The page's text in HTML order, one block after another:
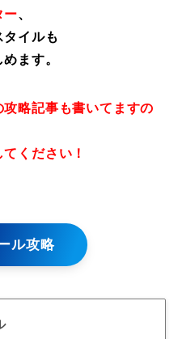
ー、
イルも
ます。
略記事も書いてますの
ください！
ル攻略